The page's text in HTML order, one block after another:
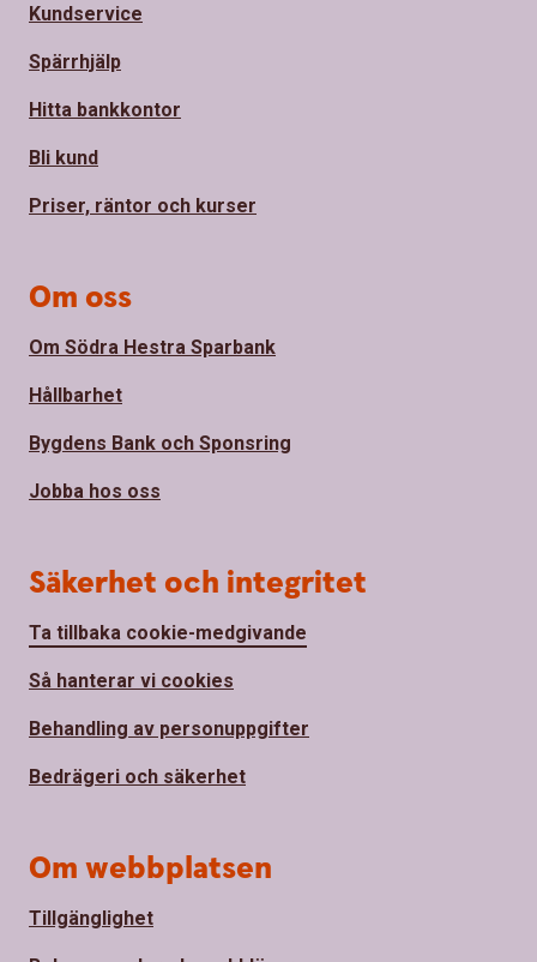
Kundservice
Spärrhjälp
Hitta bankkontor
Bli kund
Priser, räntor och kurser
Om oss
Om Södra Hestra Sparbank
Hållbarhet
Bygdens Bank och Sponsring
Jobba hos oss
Säkerhet och integritet
Ta tillbaka cookie-medgivande
Så hanterar vi cookies
Behandling av personuppgifter
Bedrägeri och säkerhet
Om webbplatsen
Tillgänglighet